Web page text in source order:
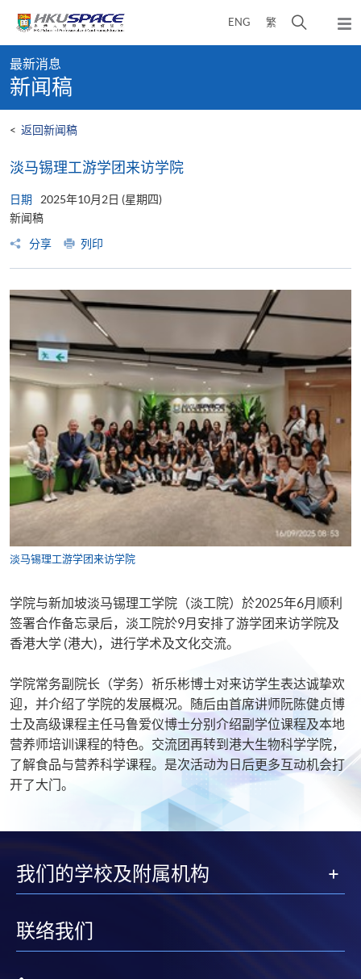
content
ENG 繁
开
弹
出
content
start
最新消息
新闻稿
< 返回新闻稿
​​淡马锡理工游学团来访学院
日期
2025年10月2日 (星期四)
新闻稿
分享
列印
​​淡马锡理工游学团来访学院
学院与新加坡淡马锡理工学院（淡工院）於2025年6月顺利
签署合作备忘录后，淡工院於9月安排了游学团来访学院及
香港大学 (港大)，进行学术及文化交流。​
​​学院常务副院长（学务）祈乐彬博士对来访学生表达诚挚欢
迎，并介绍了学院的发展概况。随后由首席讲师阮陈健贞博
士及高级课程主任马鲁爱仪博士分别介绍副学位课程及本地
营养师培训课程的特色。交流团再转到港大生物科学学院，
了解食品与营养科学课程。是次活动为日后更多互动机会打
开了大门。​
我们的学校及附属机构
联络我们